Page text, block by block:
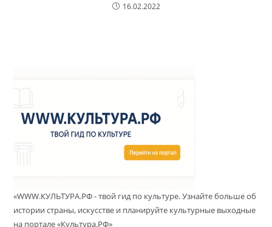
16.02.2022
«WWW.КУЛЬТУРА.РФ - твой гид по культуре. Узнайте больше об
истории страны, искусстве и планируйте культурные выходные
на портале «Культура.РФ»